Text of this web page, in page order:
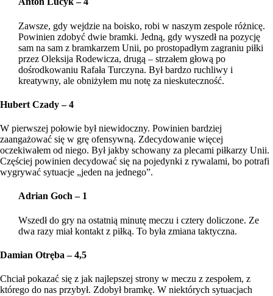
Zawsze, gdy wejdzie na boisko, robi w naszym zespole różnicę.
Powinien zdobyć dwie bramki. Jedną, gdy wyszedł na pozycję
sam na sam z bramkarzem Unii, po prostopadłym zagraniu piłki
przez Oleksija Rodewicza, drugą – strzałem głową po
dośrodkowaniu Rafała Turczyna. Był bardzo ruchliwy i
kreatywny, ale obniżyłem mu notę za nieskuteczność.
Hubert Czady – 4
W pierwszej połowie był niewidoczny. Powinien bardziej
zaangażować się w grę ofensywną. Zdecydowanie więcej
oczekiwałem od niego. Był jakby schowany za plecami piłkarzy Unii.
Częściej powinien decydować się na pojedynki z rywalami, bo potrafi
wygrywać sytuacje „jeden na jednego”.
Adrian Goch – 1
Wszedł do gry na ostatnią minutę meczu i cztery doliczone. Ze
dwa razy miał kontakt z piłką. To była zmiana taktyczna.
Damian Otręba – 4,5
Chciał pokazać się z jak najlepszej strony w meczu z zespołem, z
którego do nas przybył. Zdobył bramkę. W niektórych sytuacjach